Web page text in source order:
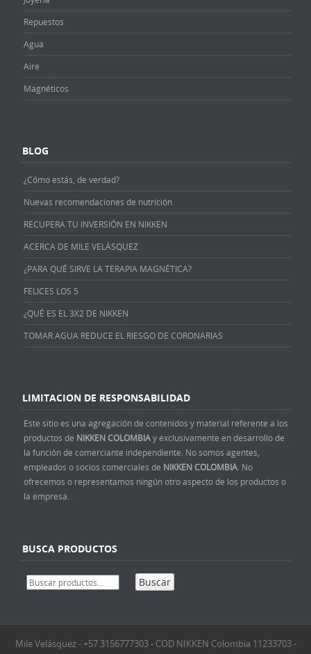
Repuestos
Agua
Aire
Magnéticos
BLOG
¿Cómo estás, de verdad?
Nuevas recomendaciones de nutrición
RECUPERA TU INVERSIÓN EN NIKKEN
ACERCA DE MILE VELÁSQUEZ
¿PARA QUÉ SIRVE LA TERAPIA MAGNÉTICA?
FELICES LOS 5
¿QUÉ ES EL 3X2 DE NIKKEN
TOMAR AGUA REDUCE EL RIESGO DE CORONARIAS
LIMITACION DE RESPONSABILIDAD
Este sitio es una agregación de contenidos y material referente a los
productos de NIKKEN COLOMBIAy exclusivamente en desarrollo de
la función de comerciante independiente. No somos agentes,
empleados o socios comerciales de NIKKEN COLOMBIA . No
ofrecemos o representamos ningún otro aspecto de los productos o
la empresa.
BUSCA PRODUCTOS
Buscar
Mile Velásquez - +57 3156777303 - COD NIKKEN Colombia 11233703 -